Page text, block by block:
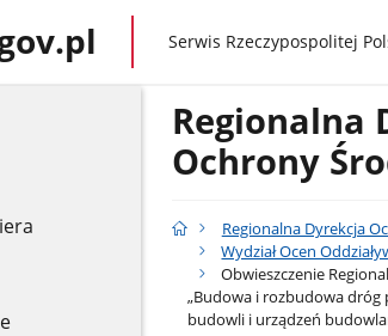
gov.pl
Serwis Rzeczypospolitej
Regionalna
Ochrony
Regionalna Dyrekcja
Wydział Ocen
Obwieszczenie
„Budowa i rozbudowa
budowli i urządzeń